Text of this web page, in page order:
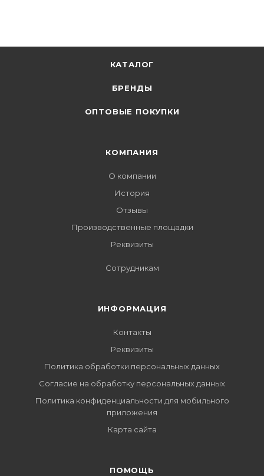
КАТАЛОГ
БРЕНДЫ
ОПТОВЫЕ ПОКУПКИ
КОМПАНИЯ
О компании
История
Отзывы
Производственные площадки
Реквизиты
Сотрудникам
ИНФОРМАЦИЯ
Контакты
Реквизиты
Политика обработки персональных данных
Согласие на обработку персональных данных
Политика конфиденциальности для мобильного
приложения
Карта сайта
ПОМОЩЬ